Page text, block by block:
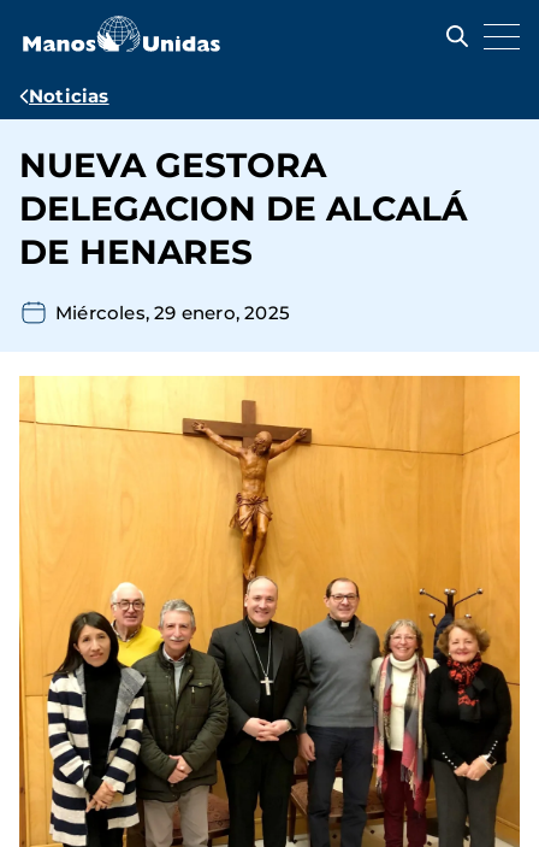
contenido
Ruta
navegación
Noticias
NUEVA GESTORA
DELEGACION DE ALCALÁ
DE HENARES
Miércoles, 29 enero, 2025